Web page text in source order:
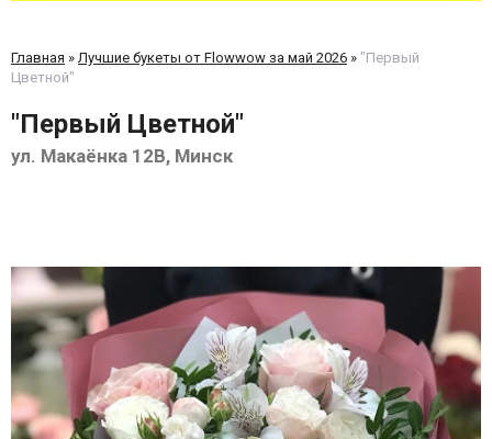
Главная » Лучшие букеты от Flowwow за май 2026 » "Первый
Цветной"
"Первый Цветной"
ул. Макаёнка 12В, Минск